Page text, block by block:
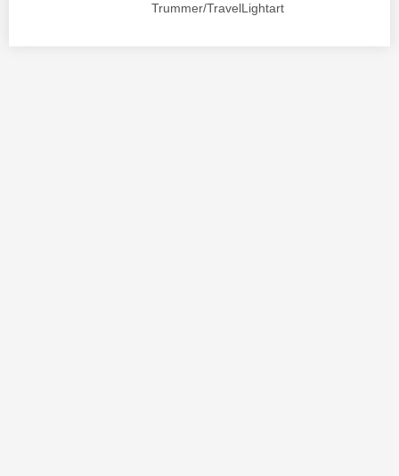
Trummer/TravelLightart